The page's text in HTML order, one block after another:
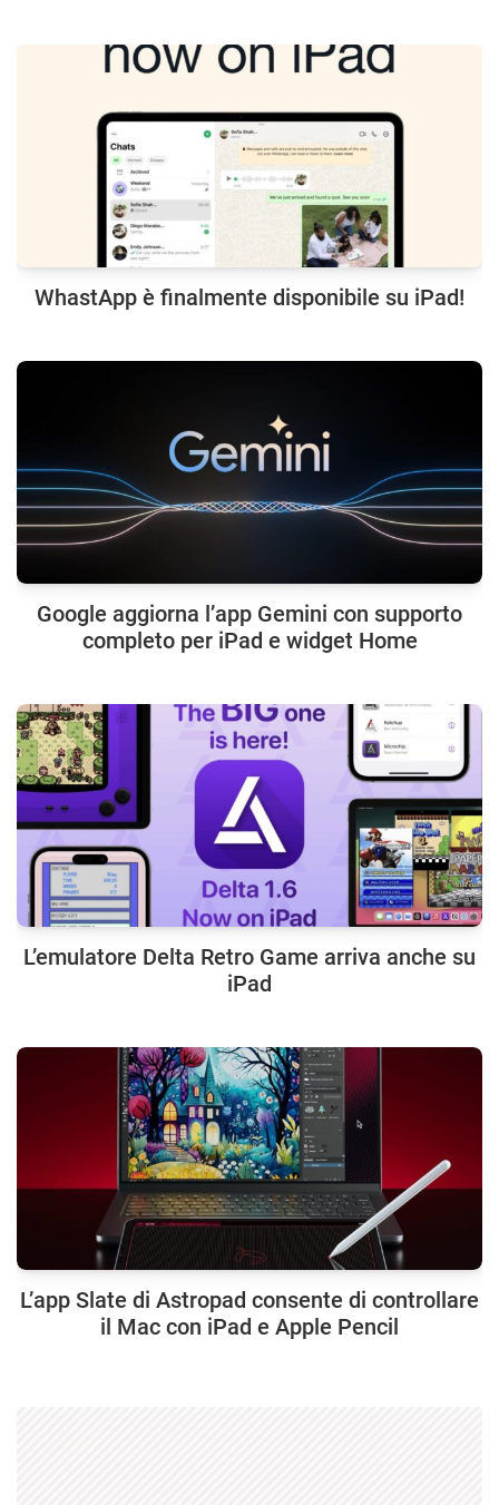
WhastApp è finalmente disponibile su iPad!
Google aggiorna l’app Gemini con supporto
completo per iPad e widget Home
L’emulatore Delta Retro Game arriva anche su
iPad
L’app Slate di Astropad consente di controllare
il Mac con iPad e Apple Pencil